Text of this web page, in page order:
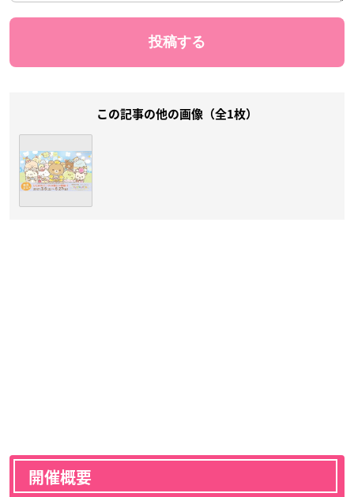
この記事の他の画像（全1枚）
開催概要